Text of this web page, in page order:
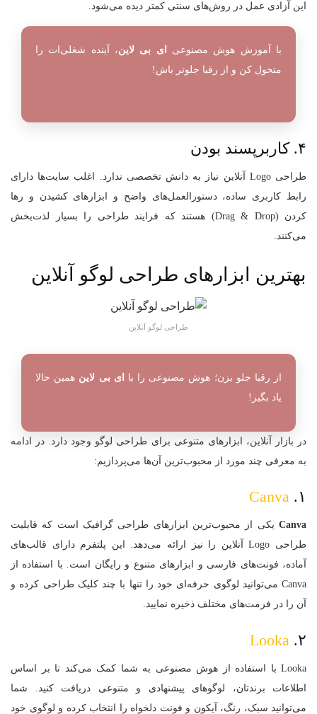
این آزادی عمل در روش‌های سنتی کمتر دیده می‌شود.
با آموزش هوش مصنوعی ای بی لاین، آینده شغلی‌ات را
متحول کن و از رقبا جلوتر باش!
۴. کاربرپسند بودن
طراحی Logo آنلاین نیاز به دانش تخصصی ندارد. اغلب سایت‌ها دارای
رابط کاربری ساده، دستورالعمل‌های واضح و ابزارهای کشیدن و رها
کردن (Drag & Drop) هستند که فرایند طراحی را بسیار لذت‌بخش
می‌کنند.
بهترین ابزارهای طراحی لوگو آنلاین
طراحی لوگو آنلاین
از رقبا جلو بزن؛ هوش مصنوعی را با ای بی لاین همین حالا
یاد بگیر!
در بازار آنلاین، ابزارهای متنوعی برای طراحی لوگو وجود دارد. در ادامه
به معرفی چند مورد از محبوب‌ترین آن‌ها می‌پردازیم:
۱. Canva
Canva یکی از محبوب‌ترین ابزارهای طراحی گرافیک است که قابلیت
طراحی Logo آنلاین را نیز ارائه می‌دهد. این پلتفرم دارای قالب‌های
آماده، فونت‌های فارسی و ابزارهای متنوع و رایگان است. با استفاده از
Canva می‌توانید لوگوی حرفه‌ای خود را تنها با چند کلیک طراحی کرده و
آن را در فرمت‌های مختلف ذخیره نمایید.
۲. Looka
Looka با استفاده از هوش مصنوعی به شما کمک می‌کند تا بر اساس
اطلاعات برندتان، لوگوهای پیشنهادی و متنوعی دریافت کنید. شما
می‌توانید سبک، رنگ، آیکون و فونت دلخواه را انتخاب کرده و لوگوی خود